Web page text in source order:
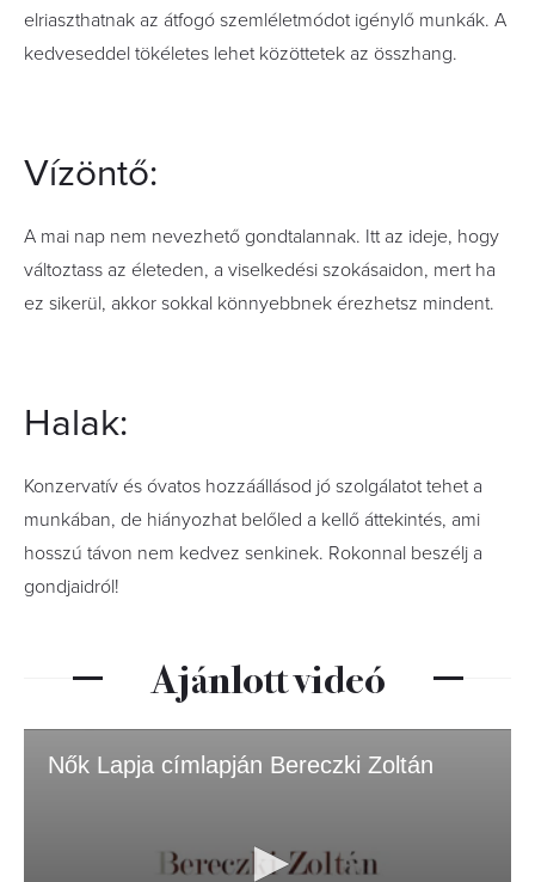
elriaszthatnak az átfogó szemléletmódot igénylő munkák. A
kedveseddel tökéletes lehet közöttetek az összhang.
Vízöntő:
A mai nap nem nevezhető gondtalannak. Itt az ideje, hogy
változtass az életeden, a viselkedési szokásaidon, mert ha
ez sikerül, akkor sokkal könnyebbnek érezhetsz mindent.
Halak:
Konzervatív és óvatos hozzáállásod jó szolgálatot tehet a
munkában, de hiányozhat belőled a kellő áttekintés, ami
hosszú távon nem kedvez senkinek. Rokonnal beszélj a
gondjaidról!
Ajánlott videó
Nők Lapja címlapján Bereczki Zoltán